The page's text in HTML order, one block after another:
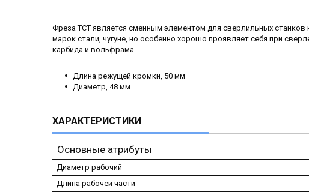
Фреза TCT является сменным элементом для сверлильных
марок стали, чугуне, но особенно хорошо проявляет себя при
карбида и вольфрама.
Длина режущей кромки, 50 мм
Диаметр, 48 мм
ХАРАКТЕРИСТИКИ
Основные атрибуты
Диаметр рабочий
Длина рабочей части